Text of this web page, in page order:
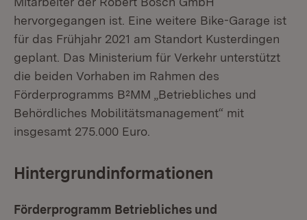
hervorgegangen ist. Eine weitere Bike-Garage ist
für das Frühjahr 2021 am Standort Kusterdingen
geplant. Das Ministerium für Verkehr unterstützt
die beiden Vorhaben im Rahmen des
Förderprogramms B²MM „Betriebliches und
Behördliches Mobilitätsmanagement“ mit
insgesamt 275.000 Euro.
Hintergrundinformationen
Förderprogramm Betriebliches und